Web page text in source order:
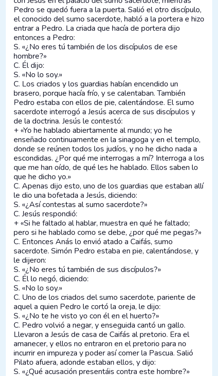
Pedro se quedó fuera a la puerta. Salió el otro discípulo,
el conocido del sumo sacerdote, habló a la portera e hizo
entrar a Pedro. La criada que hacía de portera dijo
entonces a Pedro:
S. «¿No eres tú también de los discípulos de ese
hombre?»
C. Él dijo:
S. «No lo soy.»
C. Los criados y los guardias habían encendido un
brasero, porque hacía frío, y se calentaban. También
Pedro estaba con ellos de pie, calentándose. El sumo
sacerdote interrogó a Jesús acerca de sus discípulos y
de la doctrina. Jesús le contestó:
+ «Yo he hablado abiertamente al mundo; yo he
enseñado continuamente en la sinagoga y en el templo,
donde se reúnen todos los judíos, y no he dicho nada a
escondidas. ¿Por qué me interrogas a mí? Interroga a los
que me han oído, de qué les he hablado. Ellos saben lo
que he dicho yo.»
C. Apenas dijo esto, uno de los guardias que estaban allí
le dio una bofetada a Jesús, diciendo:
S. «¿Así contestas al sumo sacerdote?»
C. Jesús respondió:
+ «Si he faltado al hablar, muestra en qué he faltado;
pero si he hablado como se debe, ¿por qué me pegas?»
C. Entonces Anás lo envió atado a Caifás, sumo
sacerdote. Simón Pedro estaba en pie, calentándose, y
le dijeron:
S. «¿No eres tú también de sus discípulos?»
C. Él lo negó, diciendo:
S. «No lo soy.»
C. Uno de los criados del sumo sacerdote, pariente de
aquel a quien Pedro le cortó la oreja, le dijo:
S. «¿No te he visto yo con él en el huerto?»
C. Pedro volvió a negar, y enseguida cantó un gallo.
Llevaron a Jesús de casa de Caifás al pretorio. Era el
amanecer, y ellos no entraron en el pretorio para no
incurrir en impureza y poder así comer la Pascua. Salió
Pilato afuera, adonde estaban ellos, y dijo:
S. «¿Qué acusación presentáis contra este hombre?»